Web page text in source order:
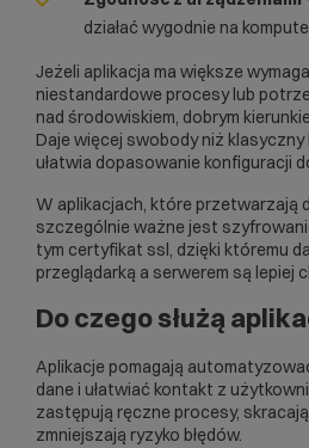
działać wygodnie na
Jeżeli aplikacja ma większe
niestandardowe procesy lub
nad środowiskiem, dobrym
Daje więcej swobody niż
ułatwia dopasowanie konfiguracji
W aplikacjach, które przetwarzają
szczególnie ważne jest
tym certyfikat ssl, dzięki któremu
przeglądarką a serwerem są lepiej
Do czego służą
Aplikacje pomagają
dane i ułatwiać kontakt z
zastępują ręczne procesy,
zmniejszają ryzyko błędów.